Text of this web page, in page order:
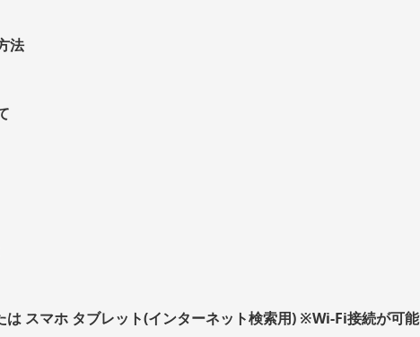
法
スマホ タブレット(インターネット検索用) ※Wi-Fi接続が可能